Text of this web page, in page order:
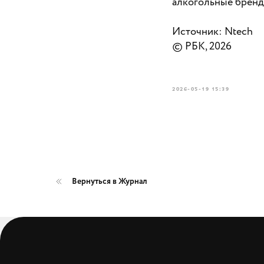
Источник: Ntech
© РБК, 2026
2026-05-19 15:39
Вернуться в Журнал